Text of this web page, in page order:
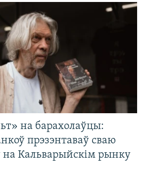
на барахолаўцы:
прэзэнтаваў сваю
на Кальварыйскім рынку